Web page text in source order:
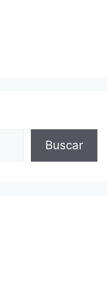
Buscar